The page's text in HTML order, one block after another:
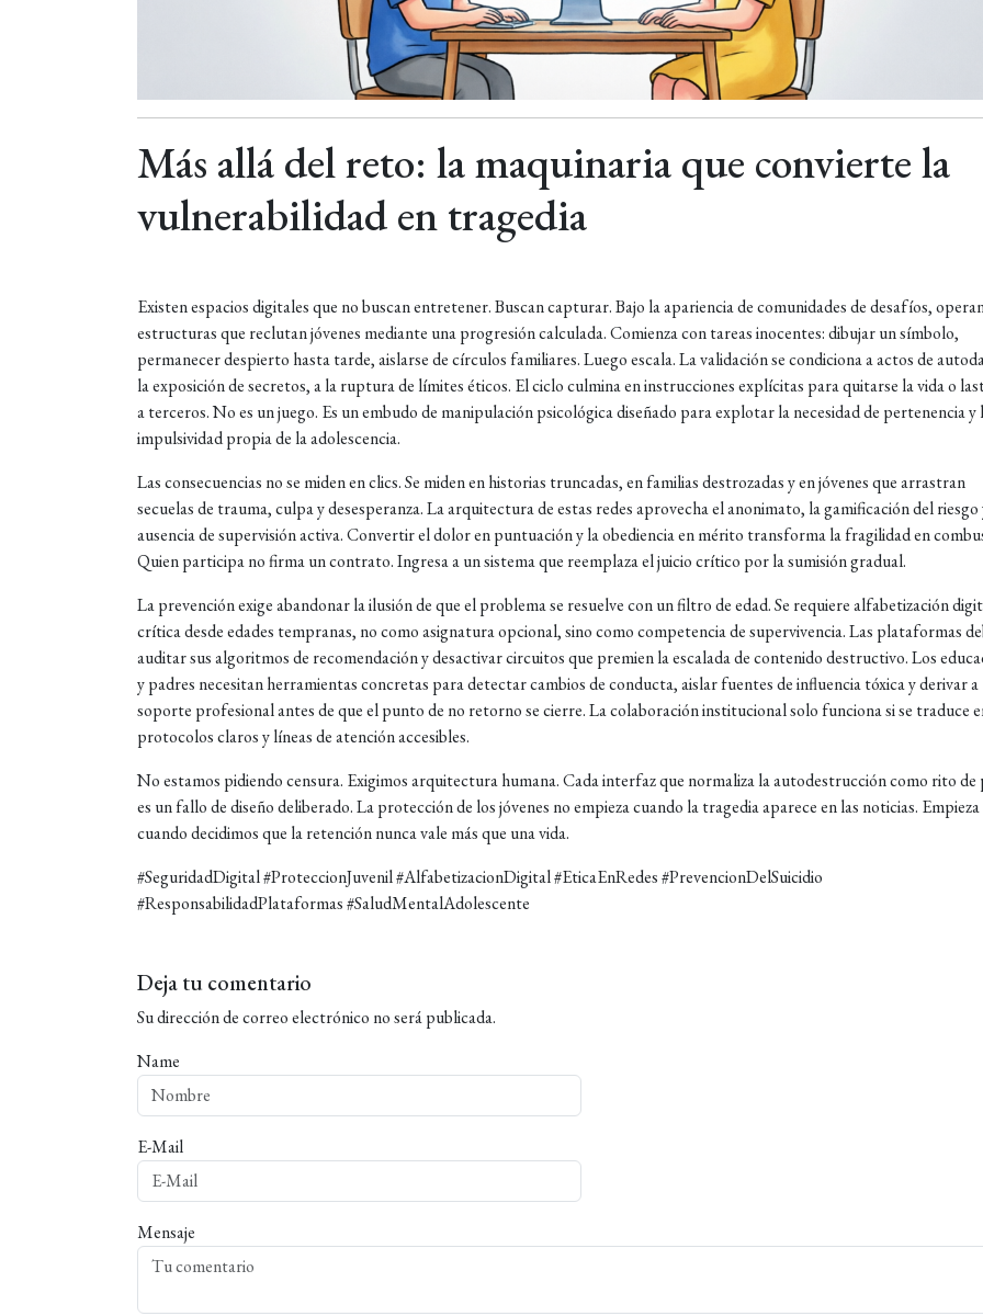
Más allá del reto: la maquinaria que convierte la
vulnerabilidad en tragedia
Existen espacios digitales que no buscan entretener. Buscan capturar. Bajo la apariencia de comunidades de desafíos,
estructuras que reclutan jóvenes mediante una progresión calculada. Comienza con tareas inocentes: dibujar un símbolo,
permanecer despierto hasta tarde, aislarse de círculos familiares. Luego escala. La validación se condiciona a actos de
la exposición de secretos, a la ruptura de límites éticos. El ciclo culmina en instrucciones explícitas para quitarse la vida o
a terceros. No es un juego. Es un embudo de manipulación psicológica diseñado para explotar la necesidad de pertenencia y
impulsividad propia de la adolescencia.
Las consecuencias no se miden en clics. Se miden en historias truncadas, en familias destrozadas y en jóvenes que arrastran
secuelas de trauma, culpa y desesperanza. La arquitectura de estas redes aprovecha el anonimato, la gamificación del riesgo
ausencia de supervisión activa. Convertir el dolor en puntuación y la obediencia en mérito transforma la fragilidad en
Quien participa no firma un contrato. Ingresa a un sistema que reemplaza el juicio crítico por la sumisión gradual.
La prevención exige abandonar la ilusión de que el problema se resuelve con un filtro de edad. Se requiere alfabetización
crítica desde edades tempranas, no como asignatura opcional, sino como competencia de supervivencia. Las plataformas
auditar sus algoritmos de recomendación y desactivar circuitos que premien la escalada de contenido destructivo. Los
y padres necesitan herramientas concretas para detectar cambios de conducta, aislar fuentes de influencia tóxica y derivar a
soporte profesional antes de que el punto de no retorno se cierre. La colaboración institucional solo funciona si se traduce
protocolos claros y líneas de atención accesibles.
No estamos pidiendo censura. Exigimos arquitectura humana. Cada interfaz que normaliza la autodestrucción como rito de
es un fallo de diseño deliberado. La protección de los jóvenes no empieza cuando la tragedia aparece en las noticias. Empieza
cuando decidimos que la retención nunca vale más que una vida.
#SeguridadDigital #ProteccionJuvenil #AlfabetizacionDigital #EticaEnRedes #PrevencionDelSuicidio
#ResponsabilidadPlataformas #SaludMentalAdolescente
Deja tu comentario
Su dirección de correo electrónico no será publicada.
Name
E-Mail
Mensaje